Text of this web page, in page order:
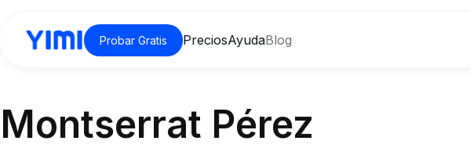
Probar Gratis PreciosAyudaBlog
Montserrat Pérez